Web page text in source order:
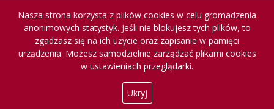
Nasza strona korzysta z plików cookies w celu gromadzenia
anonimowych statystyk. Jeśli nie blokujesz tych plików, to
zgadzasz się na ich użycie oraz zapisanie w pamięci
urządzenia. Możesz samodzielnie zarządzać plikami cookies
w ustawieniach przeglądarki.
Ukryj